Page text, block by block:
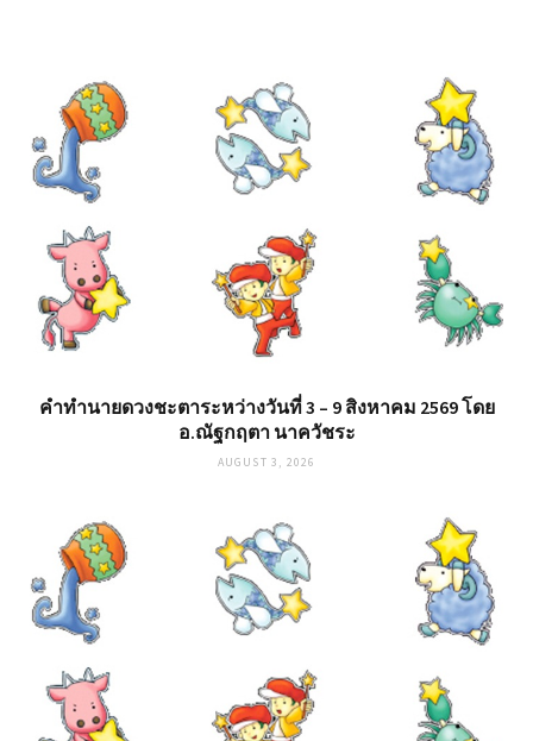
คำทำนายดวงชะตาระหว่างวันที่ 3 – 9 สิงหาคม 2569 โดย
อ.ณัฐกฤตา นาควัชระ
AUGUST 3, 2026